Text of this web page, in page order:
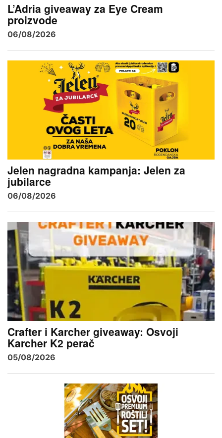
L’Adria giveaway za Eye Cream
proizvode
06/08/2026
Jelen nagradna kampanja: Jelen za
jubilarce
06/08/2026
Crafter i Karcher giveaway: Osvoji
Karcher K2 perač
05/08/2026